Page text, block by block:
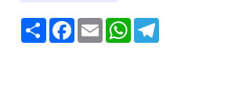
Share Facebook
Email WhatsApp